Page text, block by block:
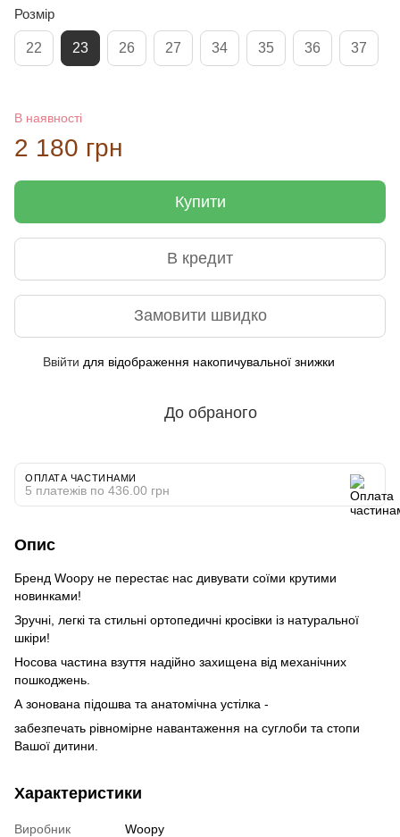
Розмір
22 23 26 27 34 35 36 37
В наявності
2 180 грн
Купити
В кредит
Замовити швидко
Ввійти для відображення накопичувальної знижки
До обраного
ОПЛАТА ЧАСТИНАМИ
5 платежів по 436.00 грн
Опис
Бренд Woopy не перестає нас дивувати соїми крутими
новинками!
Зручні, легкі та стильні ортопедичні кросівки із натуральної
шкіри!
Носова частина взуття надійно захищена від механічних
пошкоджень.
А зонована підошва та анатомічна устілка -
забезпечать рівномірне навантаження на суглоби та стопи
Вашої дитини.
Характеристики
Виробник
Woopy